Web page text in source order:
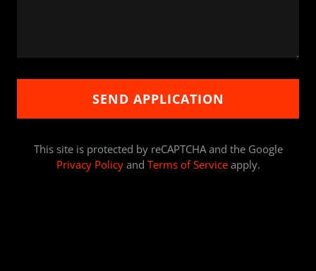
SEND APPLICATION
This site is protected by reCAPTCHA and the Google
Privacy Policyand Terms of Serviceapply.